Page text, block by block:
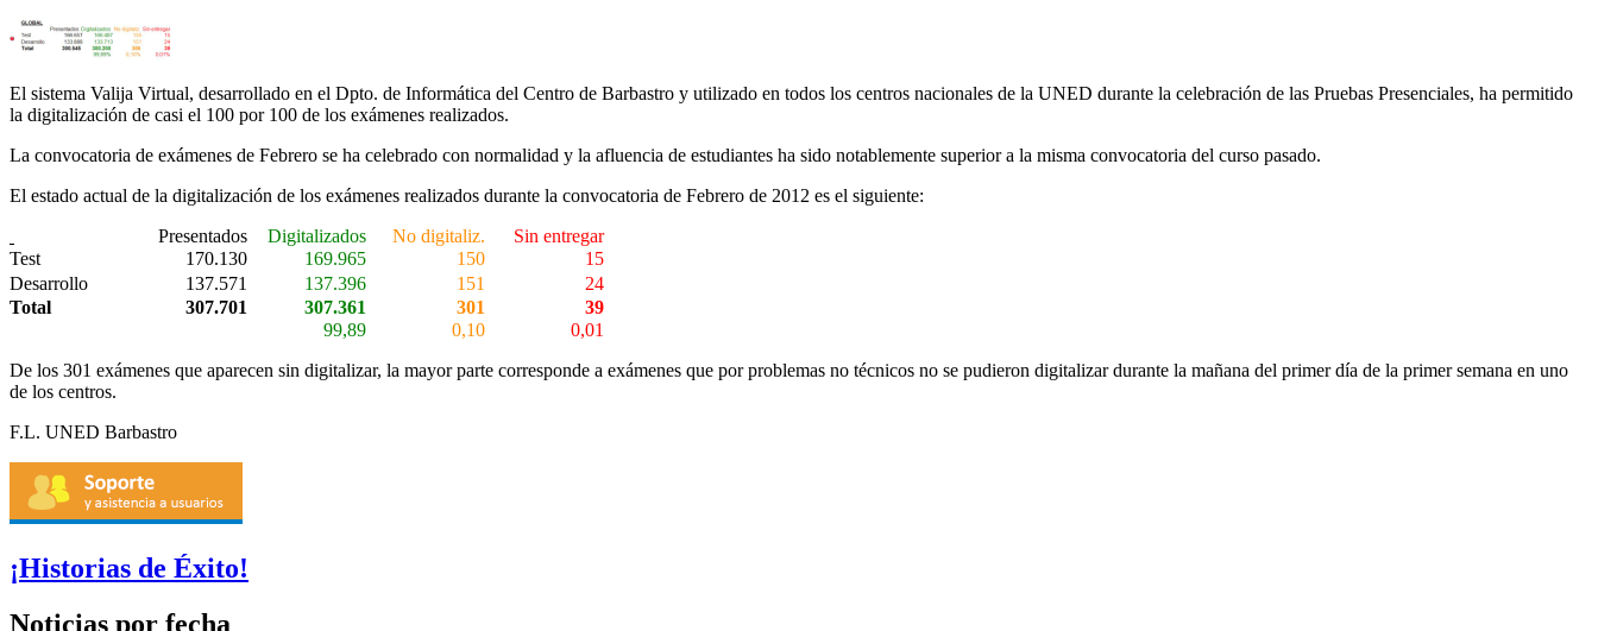
El sistema Valija Virtual, desarrollado en el Dpto. de Informática del Centro de Barbastro y utilizado en todos los centros nacionales de la UNED durante la celebración de las Pruebas Presenciales, ha permitido
la digitalización de casi el 100 por 100 de los exámenes realizados.
La convocatoria de exámenes de Febrero se ha celebrado con normalidad y la afluencia de estudiantes ha sido notablemente superior a la misma convocatoria del curso pasado.
El estado actual de la digitalización de los exámenes realizados durante la convocatoria de Febrero de 2012 es el siguiente:
Presentados
Digitalizados No digitaliz.
Sin entregar
Test
170.130 169.965 150
15
Desarrollo
137.571 137.396 151
24
Total
307.701 307.361 301
39
99,89
0,10
0,01
De los 301 exámenes que aparecen sin digitalizar, la mayor parte corresponde a exámenes que por problemas no técnicos no se pudieron digitalizar durante la mañana del primer día de la primer semana en uno
de los centros.
F.L. UNED Barbastro
¡Historias de Éxito!
Noticias por fecha